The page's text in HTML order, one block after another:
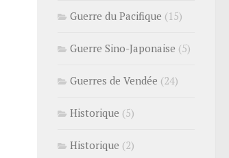
Guerre du Pacifique (15)
Guerre Sino-Japonaise (5)
Guerres de Vendée (24)
Historique (5)
Historique (2)